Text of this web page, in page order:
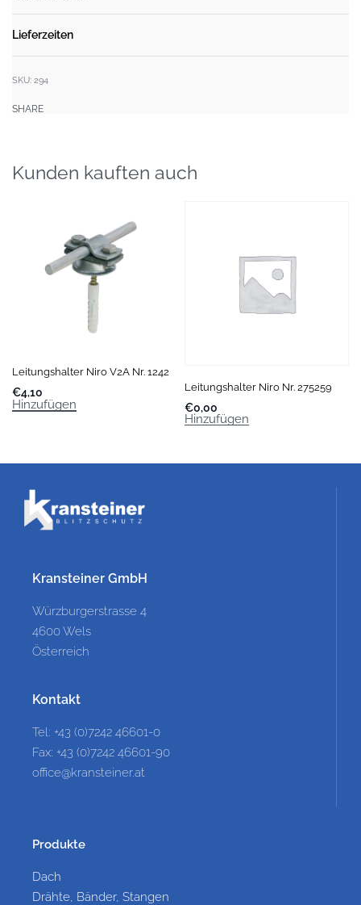
Lieferzeiten
SKU: 294
SHARE
Kunden kauften auch
Leitungshalter Niro V2A Nr. 1242
€4,10
Hinzufügen
Leitungshalter Niro Nr. 275259
€0,00
Hinzufügen
Kransteiner GmbH
Würzburgerstrasse 4
4600 Wels
Österreich
Kontakt
Tel: +43 (0)7242 46601-0
Fax: +43 (0)7242 46601-90
office@kransteiner.at
Produkte
Dach
Drähte, Bänder, Stangen